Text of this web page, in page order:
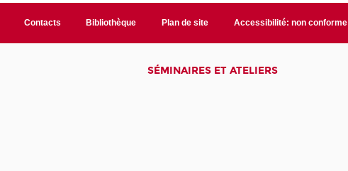
Contacts Bibliothèque Plan de site Accessibilité: non conforme
SÉMINAIRES ET ATELIERS